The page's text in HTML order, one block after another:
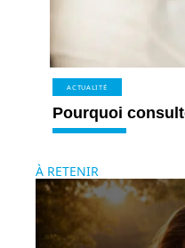
ACTUALITÉ
Pourquoi
À RETENIR